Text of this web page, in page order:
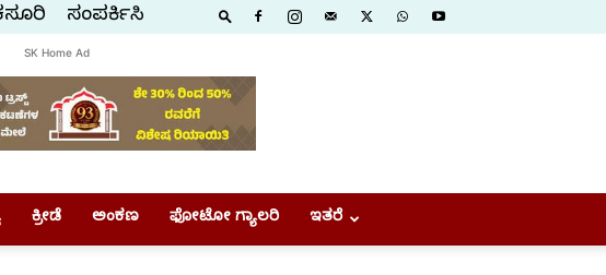
ಸಂಪರ್ಕಿಸಿ
SK Home Ad
ಕ್ರೀಡೆ ಅಂಕಣ ಫೋಟೋ ಗ್ಯಾಲರಿ ಇತರೆ